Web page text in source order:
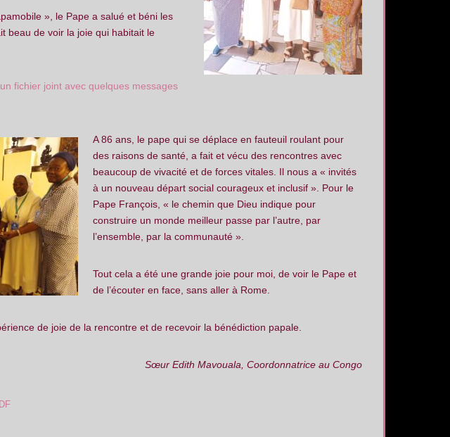
», le Pape a salué et béni les
beau de voir la joie qui habitait le
fichier joint avec quelques messages
A 86 ans, le pape qui se déplace en fauteuil roulant pour
des raisons de santé, a fait et vécu des rencontres avec
beaucoup de vivacité et de forces vitales. Il nous a « invités
à un nouveau départ social courageux et inclusif ». Pour le
Pape François, « le chemin que Dieu indique pour
construire un monde meilleur passe par l’autre, par
l’ensemble, par la communauté ».
Tout cela a été une grande joie pour moi, de voir le Pape et
de l’écouter en face, sans aller à Rome.
de joie de la rencontre et de recevoir la bénédiction papale.
Sœur Edith Mavouala, Coordonnatrice au Congo